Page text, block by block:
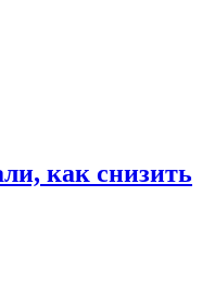
как снизить